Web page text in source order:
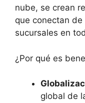
nube, se crean
que conectan
sucursales en
¿Por qué es
global de